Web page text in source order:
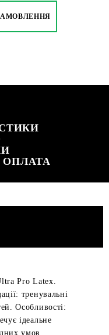
ОПЛАТА
Pro Latex.
тренувальні
Особливості:
ідеальне
умов.